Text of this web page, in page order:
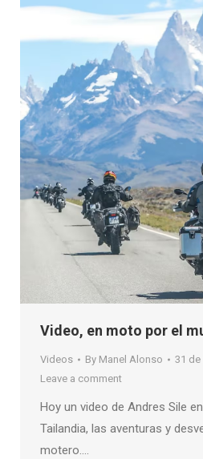
Video, en moto por el
Videos By Manel Alonso
31 de
Leave a comment
Hoy un video de Andres Sile
Tailandia, las aventuras y
motero….